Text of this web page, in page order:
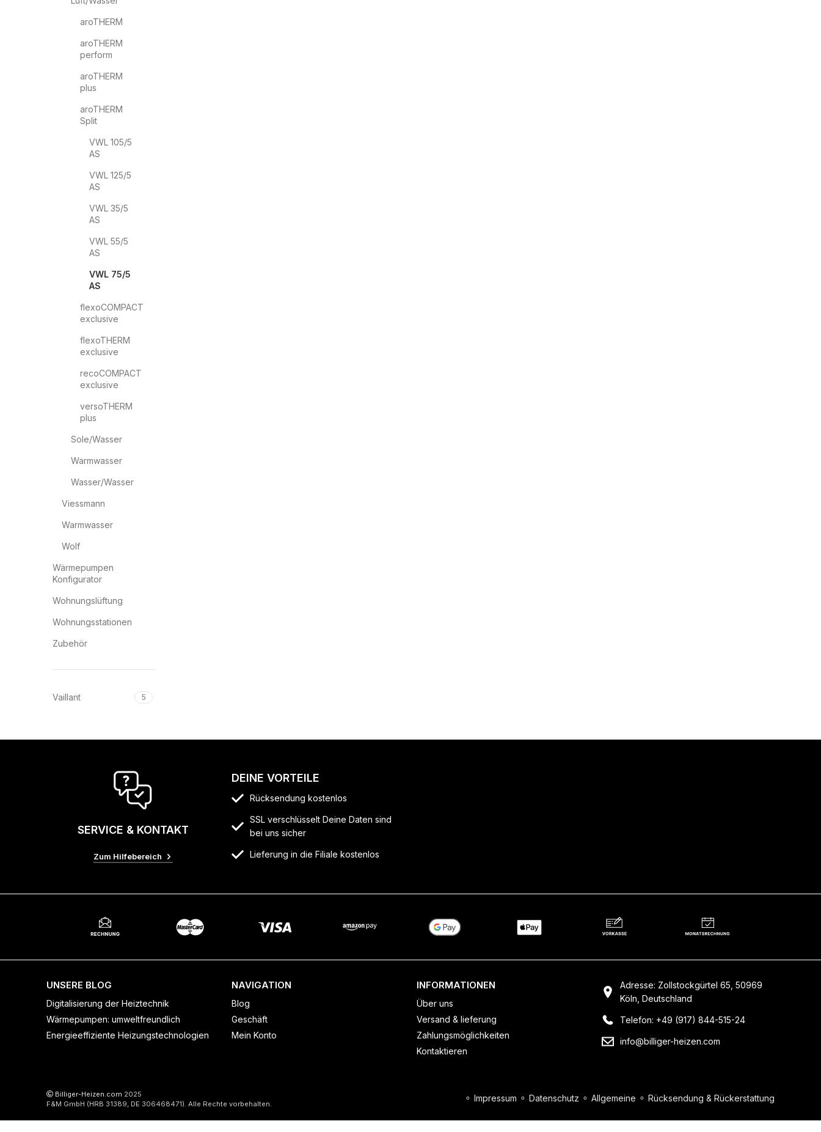
aroTHERM
aroTHERM
perform
aroTHERM
plus
aroTHERM
Split
VWL 105/5
AS
VWL 125/5
AS
VWL 35/5
AS
VWL 55/5
AS
VWL 75/5
AS
flexoCOMPACT
exclusive
flexoTHERM
exclusive
recoCOMPACT
exclusive
versoTHERM
plus
Sole/Wasser
Warmwasser
Wasser/Wasser
Viessmann
Warmwasser
Wolf
Wärmepumpen
Konfigurator
Wohnungslüftung
Wohnungsstationen
Zubehör
Vaillant 5
SERVICE & KONTAKT
Zum Hilfebereich
DEINE VORTEILE
Rücksendung kostenlos
SSL verschlüsselt Deine Daten sind
bei uns sicher
Lieferung in die Filiale kostenlos
UNSERE BLOG
Digitalisierung der Heiztechnik
Wärmepumpen: umweltfreundlich
Energieeffiziente Heizungstechnologien
NAVIGATION
Blog
Geschäft
Mein Konto
INFORMATIONEN
Über uns
Versand & lieferung
Zahlungsmöglichkeiten
Kontaktieren
Adresse: Zollstockgürtel 65, 50969
Köln, Deutschland
Telefon: +49 (917) 844-515-24
info@billiger-heizen.com
Billiger-Heizen.com 2025
F&M GmbH (HRB 31389, DE 306468471). Alle Rechte vorbehalten.
⚬ Impressum ⚬ Datenschutz ⚬ Allgemeine ⚬ Rücksendung & Rückerstattung